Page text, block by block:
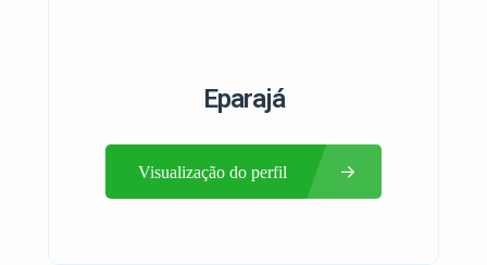
Eparajá
Visualização do perfil